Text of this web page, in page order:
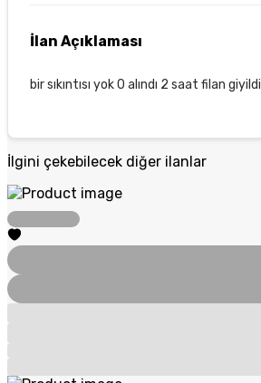
İlan Açıklaması
bir sıkıntısı yok 0 alındı 2 saat filan giyildi
İlgini çekebilecek diğer ilanlar